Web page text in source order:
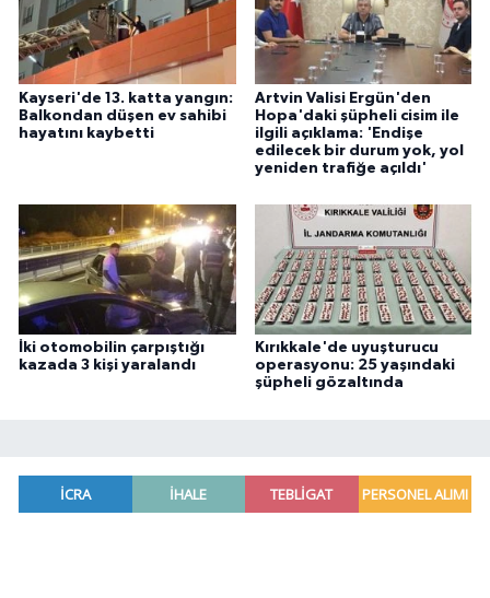
Kayseri'de 13. katta yangın:
Balkondan düşen ev sahibi
hayatını kaybetti
Artvin Valisi Ergün'den
Hopa'daki şüpheli cisim ile
ilgili açıklama: 'Endişe
edilecek bir durum yok, yol
yeniden trafiğe açıldı'
İki otomobilin çarpıştığı
kazada 3 kişi yaralandı
Kırıkkale'de uyuşturucu
operasyonu: 25 yaşındaki
şüpheli gözaltında